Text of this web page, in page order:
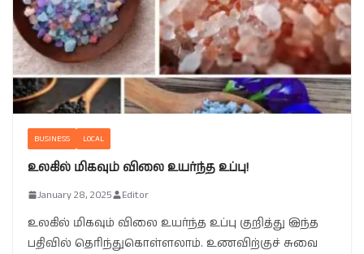
BUSINESS LOCAL
உலகில் மிகவும் விலை உயர்ந்த உப்பு!
January 28, 2025 Editor
உலகில் மிகவும் விலை உயர்ந்த உப்பு குறித்து இந்த
பதிவில் தெரிந்துகொள்ளலாம். உணவிற்குச் சுவை